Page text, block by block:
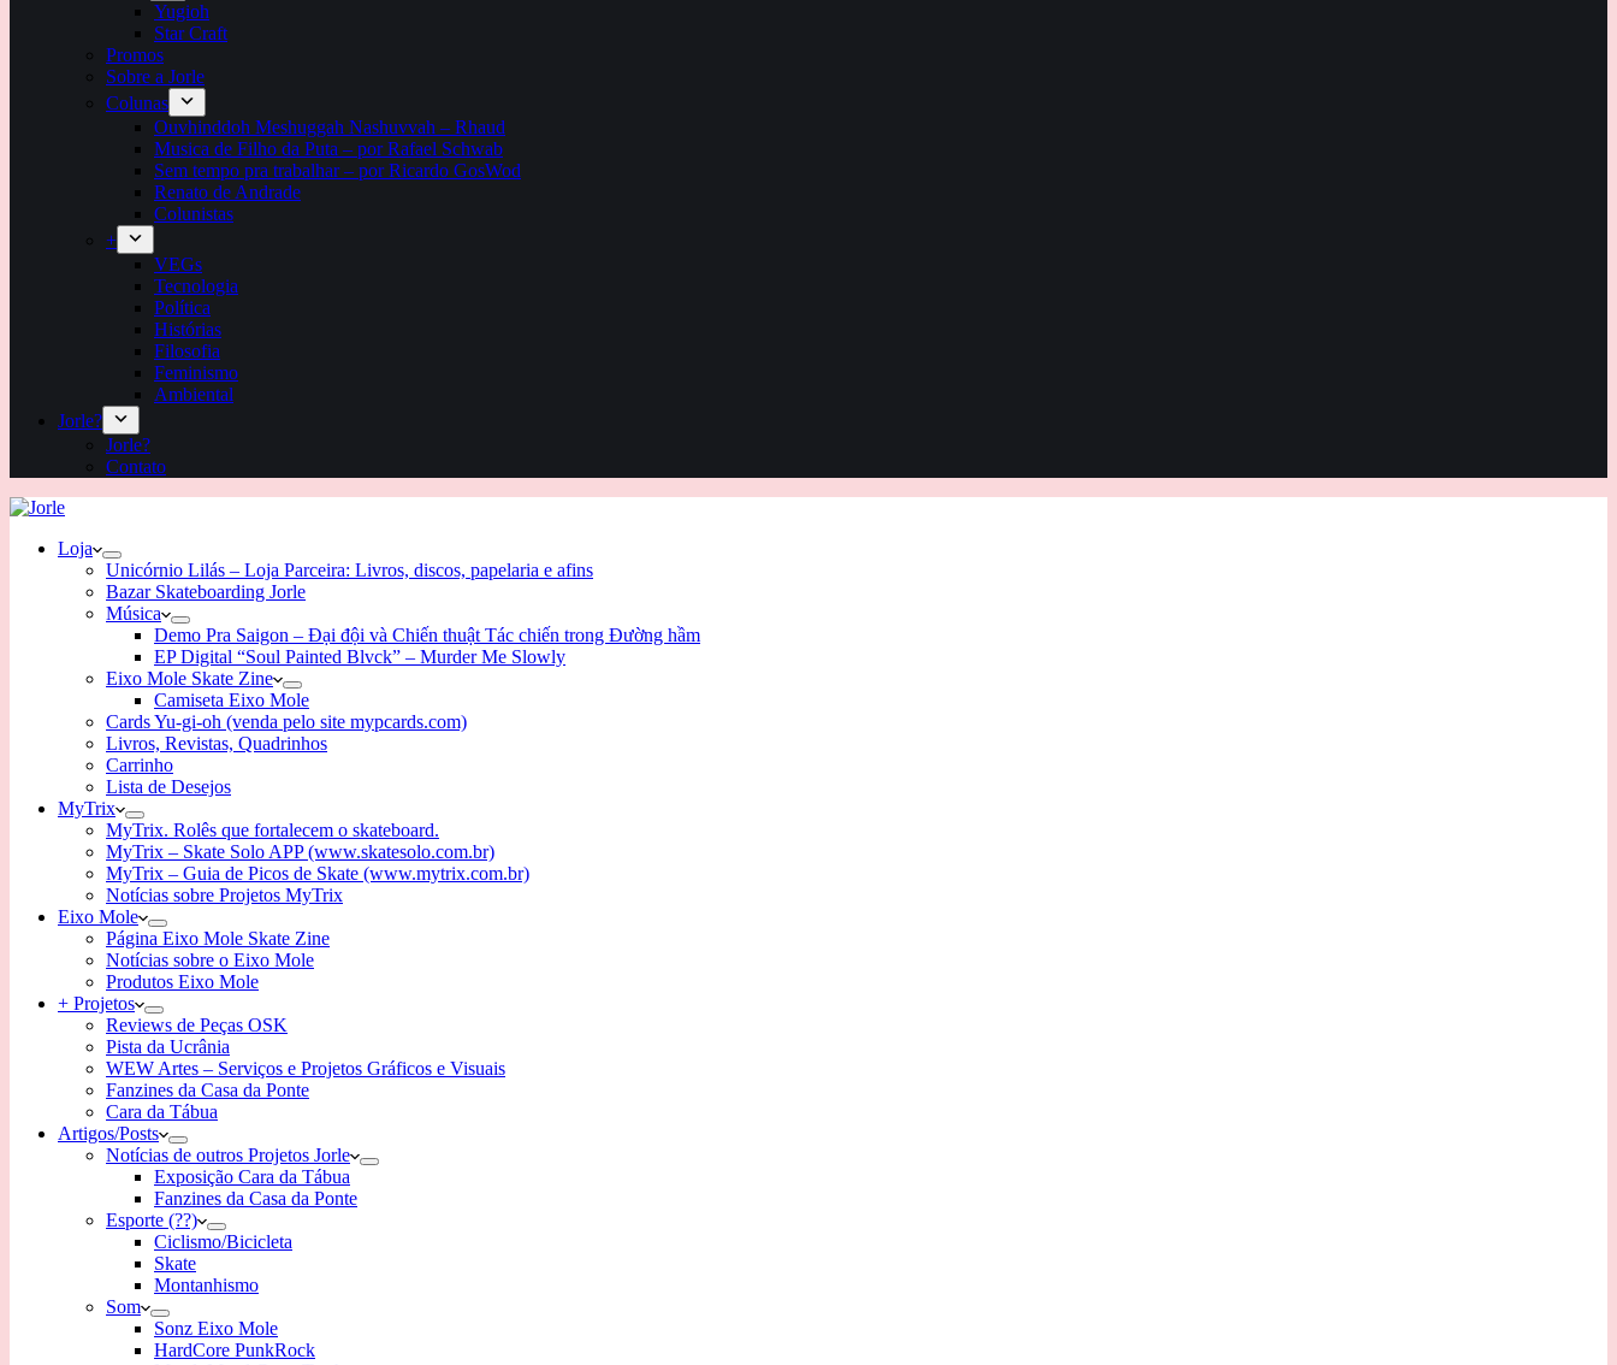
Yugioh
Star Craft
Promos
Sobre a Jorle
Colunas
Ouvhinddoh Meshuggah Nashuvvah – Rhaud
Musica de Filho da Puta – por Rafael Schwab
Sem tempo pra trabalhar – por Ricardo GosWod
Renato de Andrade
Colunistas
+
VEGs
Tecnologia
Política
Histórias
Filosofia
Feminismo
Ambiental
Jorle?
Jorle?
Contato
Loja
Unicórnio Lilás – Loja Parceira: Livros, discos, papelaria e afins
Bazar Skateboarding Jorle
Música
Demo Pra Saigon – Đại đội và Chiến thuật Tác chiến trong Đường hầm
EP Digital “Soul Painted Blvck” – Murder Me Slowly
Eixo Mole Skate Zine
Camiseta Eixo Mole
Cards Yu-gi-oh (venda pelo site mypcards.com)
Livros, Revistas, Quadrinhos
Carrinho
Lista de Desejos
MyTrix
MyTrix. Rolês que fortalecem o skateboard.
MyTrix – Skate Solo APP (www.skatesolo.com.br)
MyTrix – Guia de Picos de Skate (www.mytrix.com.br)
Notícias sobre Projetos MyTrix
Eixo Mole
Página Eixo Mole Skate Zine
Notícias sobre o Eixo Mole
Produtos Eixo Mole
+ Projetos
Reviews de Peças OSK
Pista da Ucrânia
WEW Artes – Serviços e Projetos Gráficos e Visuais
Fanzines da Casa da Ponte
Cara da Tábua
Artigos/Posts
Notícias de outros Projetos Jorle
Exposição Cara da Tábua
Fanzines da Casa da Ponte
Esporte (??)
Ciclismo/Bicicleta
Skate
Montanhismo
Som
Sonz Eixo Mole
HardCore PunkRock